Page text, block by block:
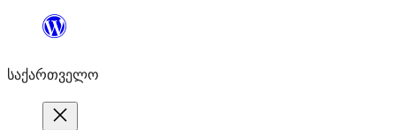
შიგთავსზე
საქართველო